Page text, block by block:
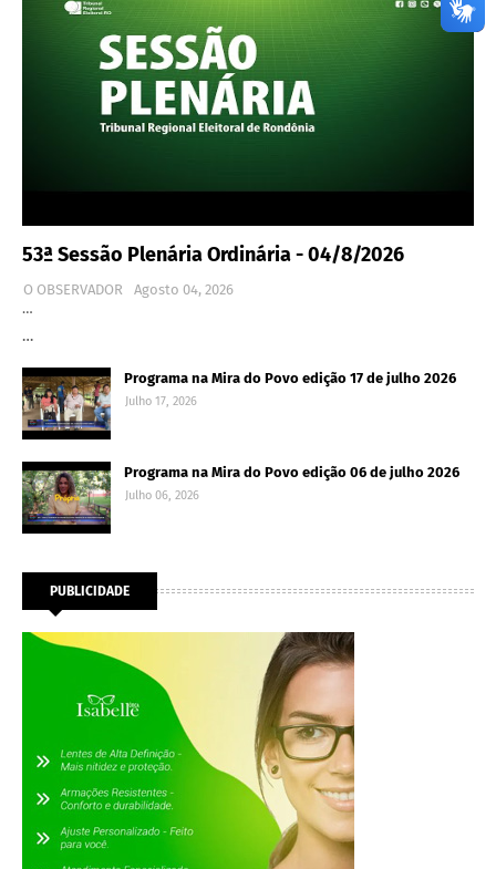
53ª Sessão Plenária Ordinária - 04/8/2026
O OBSERVADOR
Agosto 04, 2026
…
…
Programa na Mira do Povo edição 17 de julho 2026
Julho 17, 2026
Programa na Mira do Povo edição 06 de julho 2026
Julho 06, 2026
PUBLICIDADE